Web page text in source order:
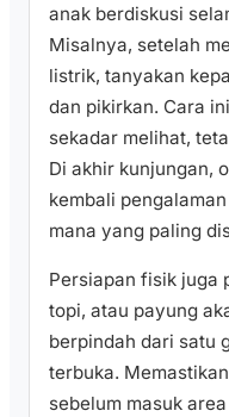
anak berdiskusi
Misalnya, setelah
listrik, tanyakan
dan pikirkan. Cara
sekadar melihat,
Di akhir kunjungan,
kembali
mana yang paling
Persiapan fisik juga
topi, atau payung
berpindah dari satu
terbuka.
sebelum masuk